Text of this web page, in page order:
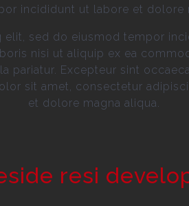
incididunt ut labore et dolore
sed do eiusmod tempor
nisi ut aliquip ex ea
pariatur. Excepteur sint
sit amet, consectetur
et dolore magna aliqua.
resi